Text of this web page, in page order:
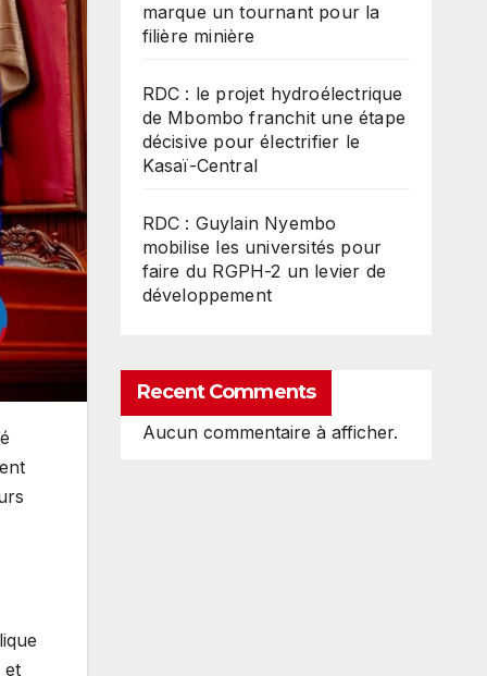
et
marque un tournant pour la
filière minière
RDC : le projet hydroélectrique
de Mbombo franchit une étape
décisive pour électrifier le
Kasaï-Central
RDC : Guylain Nyembo
mobilise les universités pour
faire du RGPH-2 un levier de
développement
Recent Comments
Aucun commentaire à afficher.